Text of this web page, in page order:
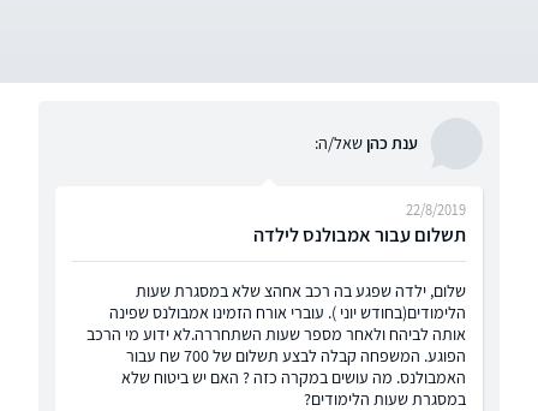
ענת כהןשאל/ה:
תשלום עבור אמבולנס לילדה
22/8/2019
שלום, ילדה שפגע בה רכב אחהצ שלא במסגרת שעות
הלימודים(בחודש יוני ). עוברי אורח הזמינו אמבולנס שפינה
אותה לביהח ולאחר מספר שעות השתחררה.לא ידוע מי הרכב
הפוגע. המשפחה קבלה לבצע תשלום של 700 שח עבור
האמבולנס. מה עושים במקרה כזה ? האם יש ביטוח שלא
במסגרת שעות הלימודים?